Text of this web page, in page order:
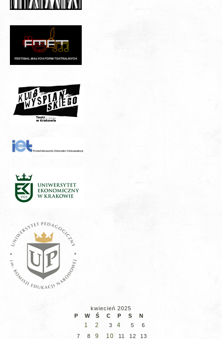
kwiecień 2025
P
W Ś C P S N
1 2 3 4 5
6
7
8 9 10 11 12 13